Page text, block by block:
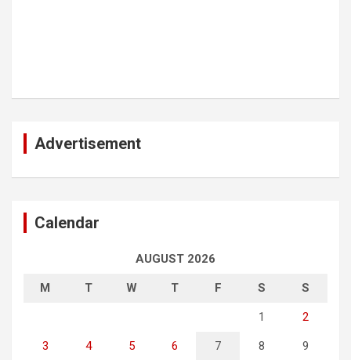
Advertisement
Calendar
AUGUST 2026
M T W T F S S
1 2
3 4 5 6 7 8 9